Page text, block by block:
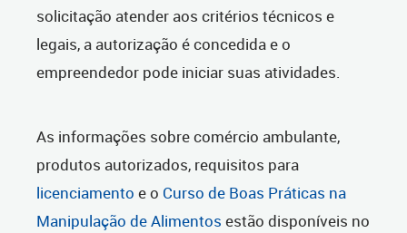
solicitação atender aos critérios técnicos e
legais, a autorização é concedida e o
empreendedor pode iniciar suas atividades.
As informações sobre comércio ambulante,
produtos autorizados, requisitos para
licenciamento e o Curso de Boas Práticas na
Manipulação de Alimentos estão disponíveis no